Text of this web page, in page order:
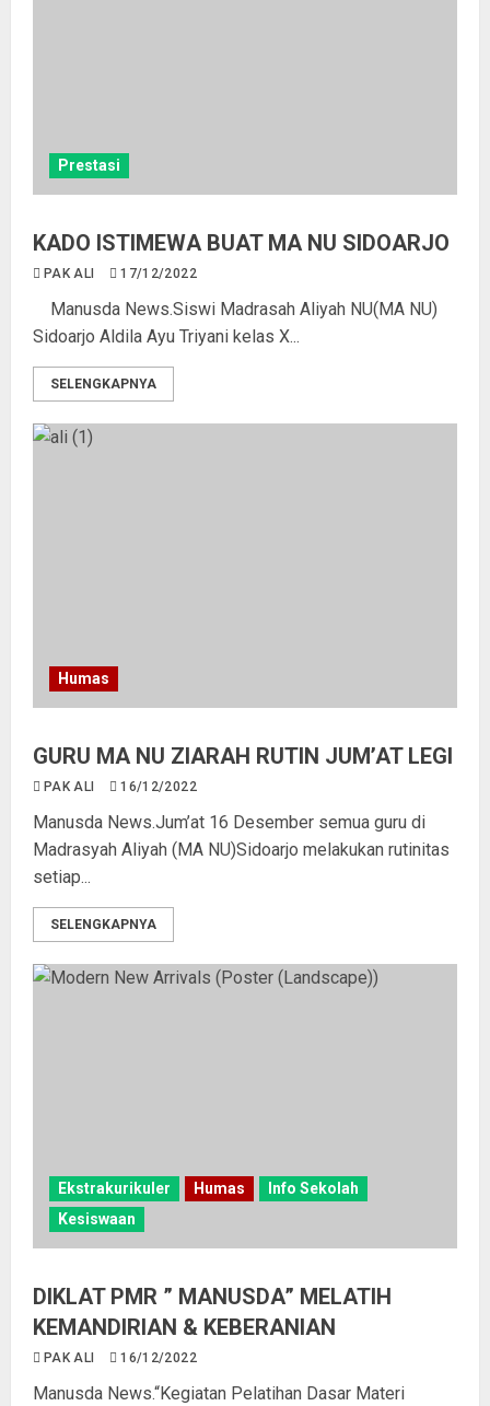
Prestasi
KADO ISTIMEWA BUAT MA NU SIDOARJO
PAK ALI 17/12/2022
Manusda News.Siswi Madrasah Aliyah NU(MA NU)
Sidoarjo Aldila Ayu Triyani kelas X...
SELENGKAPNYA
Humas
GURU MA NU ZIARAH RUTIN JUM’AT LEGI
PAK ALI 16/12/2022
Manusda News.Jum’at 16 Desember semua guru di
Madrasyah Aliyah (MA NU)Sidoarjo melakukan rutinitas
setiap...
SELENGKAPNYA
Ekstrakurikuler Humas
Info Sekolah
Kesiswaan
DIKLAT PMR ” MANUSDA” MELATIH
KEMANDIRIAN & KEBERANIAN
PAK ALI 16/12/2022
Manusda News.“Kegiatan Pelatihan Dasar Materi